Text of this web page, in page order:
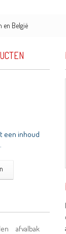
en België
een inhoud
afvalbak